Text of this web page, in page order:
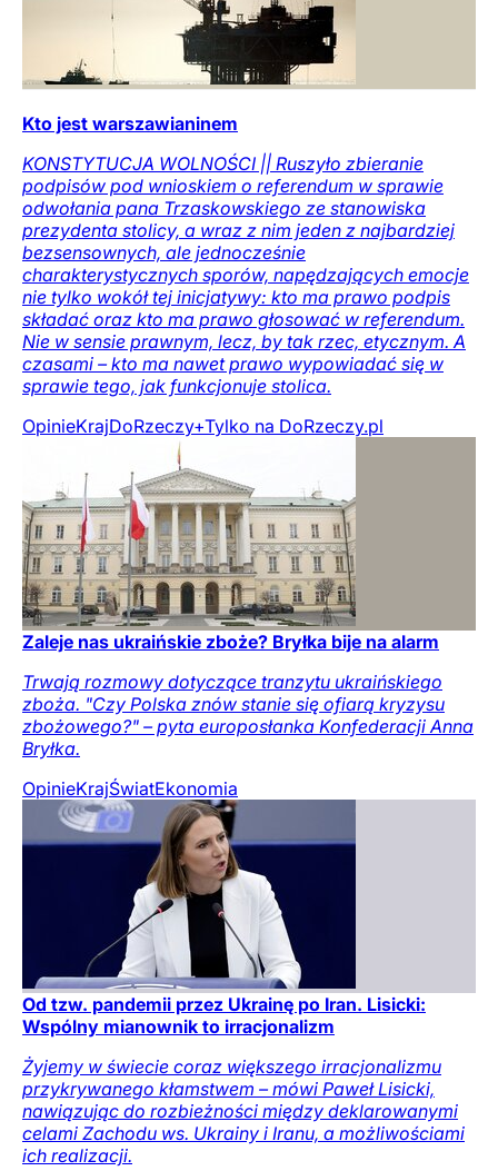
Kto jest warszawianinem
KONSTYTUCJA WOLNOŚCI || Ruszyło zbieranie
podpisów pod wnioskiem o referendum w sprawie
odwołania pana Trzaskowskiego ze stanowiska
prezydenta stolicy, a wraz z nim jeden z najbardziej
bezsensownych, ale jednocześnie
charakterystycznych sporów, napędzających emocje
nie tylko wokół tej inicjatywy: kto ma prawo podpis
składać oraz kto ma prawo głosować w referendum.
Nie w sensie prawnym, lecz, by tak rzec, etycznym. A
czasami – kto ma nawet prawo wypowiadać się w
sprawie tego, jak funkcjonuje stolica.
OpinieKrajDoRzeczy+Tylko na DoRzeczy.pl
Zaleje nas ukraińskie zboże? Bryłka bije na alarm
Trwają rozmowy dotyczące tranzytu ukraińskiego
zboża. "Czy Polska znów stanie się ofiarą kryzysu
zbożowego?" – pyta europosłanka Konfederacji Anna
Bryłka.
OpinieKrajŚwiatEkonomia
Od tzw. pandemii przez Ukrainę po Iran. Lisicki:
Wspólny mianownik to irracjonalizm
Żyjemy w świecie coraz większego irracjonalizmu
przykrywanego kłamstwem – mówi Paweł Lisicki,
nawiązując do rozbieżności między deklarowanymi
celami Zachodu ws. Ukrainy i Iranu, a możliwościami
ich realizacji.